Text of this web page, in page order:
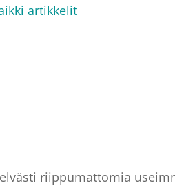
artikkelit
riippumattomia